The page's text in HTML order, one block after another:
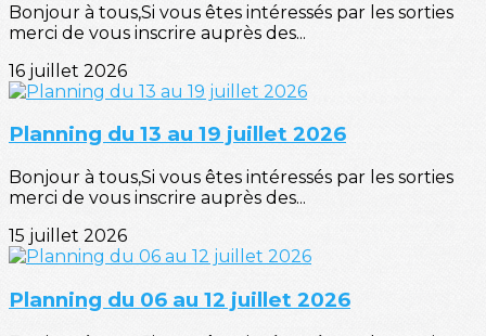
Bonjour à tous,Si vous êtes intéressés par les sorties
merci de vous inscrire auprès des...
16 juillet 2026
Planning du 13 au 19 juillet 2026
Bonjour à tous,Si vous êtes intéressés par les sorties
merci de vous inscrire auprès des...
15 juillet 2026
Planning du 06 au 12 juillet 2026